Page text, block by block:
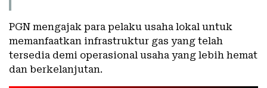
PGN mengajak para pelaku usaha lokal untuk
memanfaatkan infrastruktur gas yang telah
tersedia demi operasional usaha yang lebih hemat
dan berkelanjutan.